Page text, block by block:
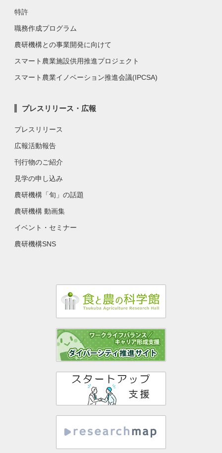
特許
職務作成プログラム
農研機構との事業開発に向けて
スマート農業施設供用推進プロジェクト
スマート農業イノベーション推進会議(IPCSA)
プレスリリース・広報
プレスリリース
広報活動報告
刊行物のご紹介
見学の申し込み
農研機構「旬」の話題
農研機構 動画集
イベント・セミナー
農研機構SNS